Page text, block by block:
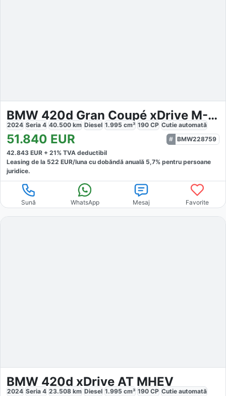
BMW 420d Gran Coupé xDrive M-Sport Pro
2024 Seria 4 40.500 km Diesel 1.995 cm³ 190 CP Cutie automată
51.840 EUR
BMW228759
42.843 EUR + 21% TVA deductibil
Leasing de la 522 EUR/luna cu dobăndă anuală 5,7% pentru persoane
juridice.
Sună WhatsApp Mesaj Favorite
BMW 420d xDrive AT MHEV
2024 Seria 4 23.508 km Diesel 1.995 cm³ 190 CP Cutie automată